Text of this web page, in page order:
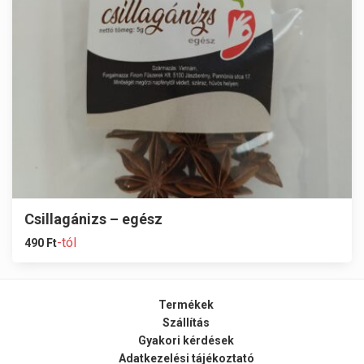
Csillagánizs – egész
490 Ft-tól
Termékek
Szállítás
Gyakori kérdések
Adatkezelési tájékoztató